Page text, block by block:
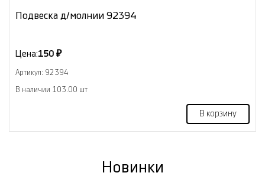
Подвеска д/молнии 92394
Цена:150 ₽
Артикул: 92394
В наличии 103.00 шт
В корзину
Новинки